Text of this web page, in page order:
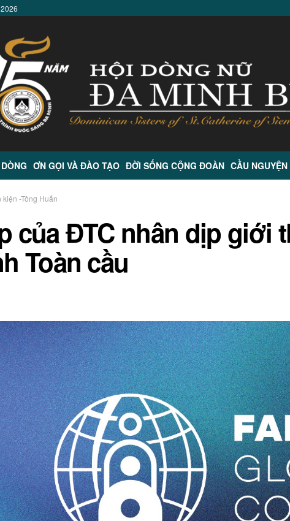
ƠN GỌI VÀ ĐÀO TẠO ĐỜI SỐNG CỘNG ĐOÀN CẦU NGUYỆN
kiện -Tông Huấn
của ĐTC nhân dịp giới
Toàn cầu